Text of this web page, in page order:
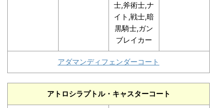
士,斧術士,ナ
イト,戦士,暗
黒騎士,ガン
ブレイカー
アダマンディフェンダーコート
アトロシラプトル・キャスターコート